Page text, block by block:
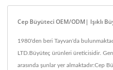
Cep Büyüteci OEM/ODM| Işıklı
1980'den beri Tayvan'da
LTD.Büyüteç ürünleri üreticisidir.
arasında şunlar yer almaktadır:Cep